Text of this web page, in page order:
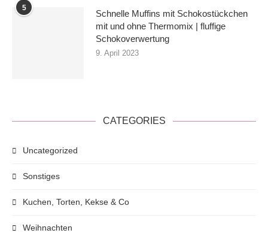
5
Schnelle Muffins mit Schokostückchen
mit und ohne Thermomix | fluffige
Schokoverwertung
9. April 2023
CATEGORIES
Uncategorized
Sonstiges
Kuchen, Torten, Kekse & Co
Weihnachten